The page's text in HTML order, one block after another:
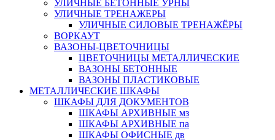
УЛИЧНЫЕ БЕТОННЫЕ УРНЫ
УЛИЧНЫЕ ТРЕНАЖЕРЫ
УЛИЧНЫЕ СИЛОВЫЕ ТРЕНАЖЁРЫ
ВОРКАУТ
ВАЗОНЫ-ЦВЕТОЧНИЦЫ
ЦВЕТОЧНИЦЫ МЕТАЛЛИЧЕСКИЕ
ВАЗОНЫ БЕТОННЫЕ
ВАЗОНЫ ПЛАСТИКОВЫЕ
МЕТАЛЛИЧЕСКИЕ ШКАФЫ
ШКАФЫ ДЛЯ ДОКУМЕНТОВ
ШКАФЫ АРХИВНЫЕ мз
ШКАФЫ АРХИВНЫЕ па
ШКАФЫ ОФИСНЫЕ дв